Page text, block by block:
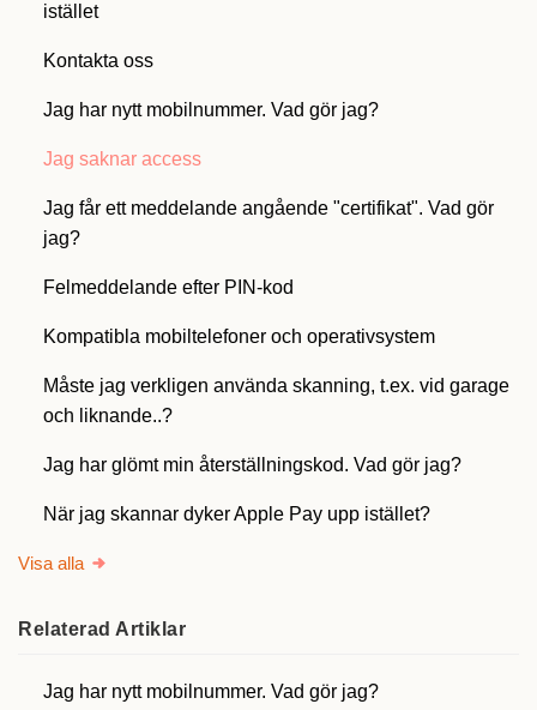
istället
Kontakta oss
Jag har nytt mobilnummer. Vad gör jag?
Jag saknar access
Jag får ett meddelande angående "certifikat". Vad gör
jag?
Felmeddelande efter PIN-kod
Kompatibla mobiltelefoner och operativsystem
Måste jag verkligen använda skanning, t.ex. vid garage
och liknande..?
Jag har glömt min återställningskod. Vad gör jag?
När jag skannar dyker Apple Pay upp istället?
Visa alla
Relaterad Artiklar
Jag har nytt mobilnummer. Vad gör jag?